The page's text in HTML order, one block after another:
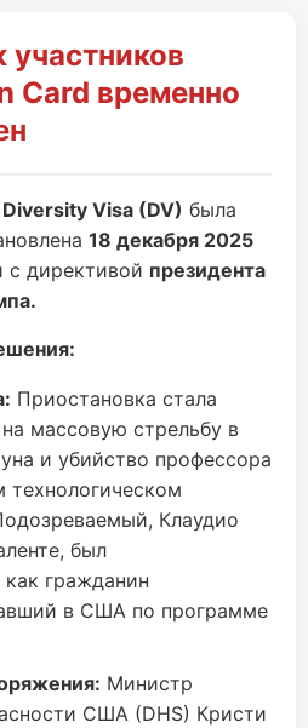
участников
Card временно
Diversity Visa (DV) была
18 декабря 2025
с директивой президента
Приостановка стала
массовую стрельбу в
и убийство профессора
технологическом
Клаудио
был
гражданин
в США по программе
Министр
США (DHS) Кристи